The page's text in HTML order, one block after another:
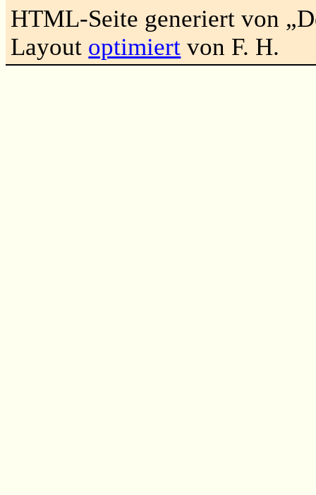
HTML-Seite generiert von
Layout optimiert von F. H.